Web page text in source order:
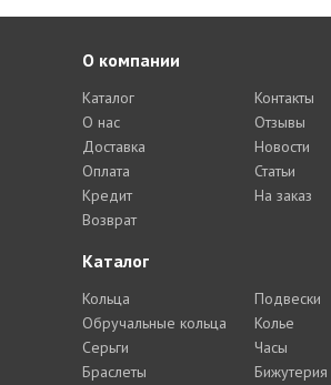
Каталог
Кольца
Обручальные кольца
Серьги
Браслеты
Подвески
Колье
Часы
Бижутерия
О компании
Каталог
О нас
Доставка
Оплата
Кредит
Возврат
Контакты
Отзывы
Новости
Статьи
На заказ